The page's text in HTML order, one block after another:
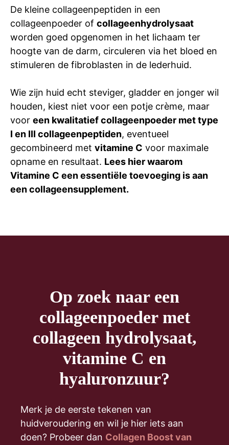
De kleine collageenpeptiden in een
collageenpoeder of collageenhydrolysaat
worden goed opgenomen in het lichaam ter
hoogte van de darm, circuleren via het bloed en
stimuleren de fibroblasten in de lederhuid.
Wie zijn huid echt steviger, gladder en jonger wil
houden, kiest niet voor een potje crème, maar
voor een kwalitatief collageenpoeder met type
I en III collageenpeptiden, eventueel
gecombineerd met vitamine C voor maximale
opname en resultaat. Lees hier waarom
Vitamine C een essentiële toevoeging is aan
een collageensupplement.
Op zoek naar een
collageenpoeder met
collageen hydrolysaat,
vitamine C en
hyaluronzuur?
Merk je de eerste tekenen van
huidveroudering en wil je hier iets aan
doen? Probeer dan Collagen Boost van